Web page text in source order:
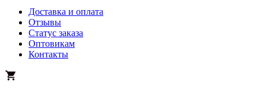
Доставка и оплата
Отзывы
Статус заказа
Оптовикам
Контакты